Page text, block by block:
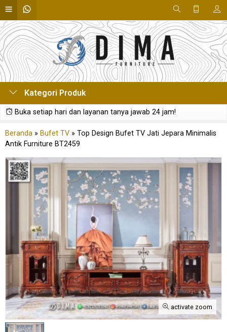
Kategori Produk
Buka setiap hari dan layanan tanya jawab 24 jam!
Beranda » Bufet TV » Top Design Bufet TV Jati Jepara Minimalis
Antik Furniture BT2459
activate zoom